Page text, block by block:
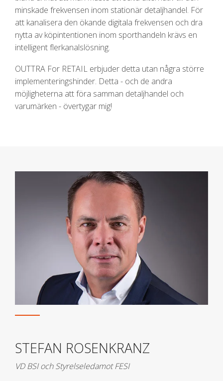
minskade frekvensen inom stationär detaljhandel. För
att kanalisera den ökande digitala frekvensen och dra
nytta av köpintentionen inom sporthandeln krävs en
intelligent flerkanalslösning.
OUTTRA For RETAIL erbjuder detta utan några större
implementeringshinder. Detta - och de andra
möjligheterna att föra samman detaljhandel och
varumärken - övertygar mig!
STEFAN ROSENKRANZ
VD BSI och Styrelseledamot FESI